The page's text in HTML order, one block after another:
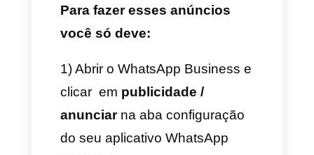
serviços e produtos de alto
consumo.
Publicidade no WhatsApp:
configurar um anúncio no
WhatsApp